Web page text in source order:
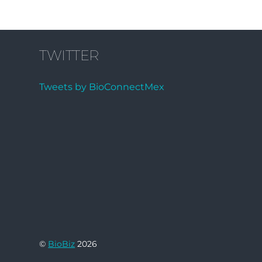
TWITTER
Tweets by BioConnectMex
© BioBiz 2026